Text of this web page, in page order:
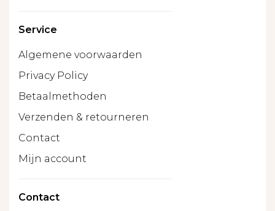
Service
Algemene voorwaarden
Privacy Policy
Betaalmethoden
Verzenden & retourneren
Contact
Mijn account
Contact